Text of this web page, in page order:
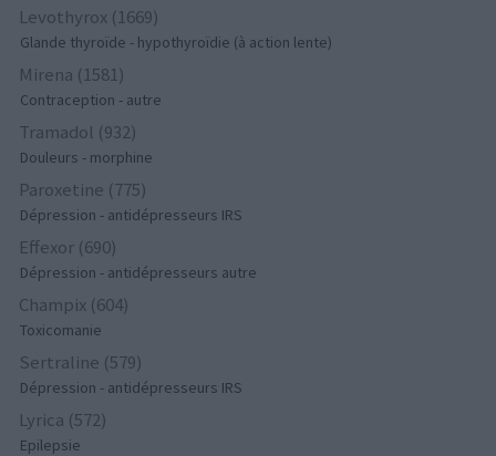
Levothyrox (1669)
Glande thyroïde - hypothyroïdie (à action lente)
Mirena (1581)
Contraception - autre
Tramadol (932)
Douleurs - morphine
Paroxetine (775)
Dépression - antidépresseurs IRS
Effexor (690)
Dépression - antidépresseurs autre
Champix (604)
Toxicomanie
Sertraline (579)
Dépression - antidépresseurs IRS
Lyrica (572)
Epilepsie